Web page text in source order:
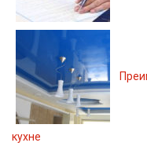
кухне